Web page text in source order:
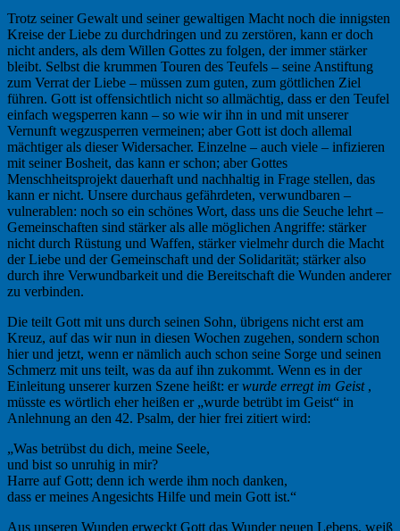
Trotz seiner Gewalt und seiner gewaltigen Macht noch die innigsten
Kreise der Liebe zu durchdringen und zu zerstören, kann er doch
nicht anders, als dem Willen Gottes zu folgen, der immer stärker
bleibt. Selbst die krummen Touren des Teufels – seine Anstiftung
zum Verrat der Liebe – müssen zum guten, zum göttlichen Ziel
führen. Gott ist offensichtlich nicht so allmächtig, dass er den Teufel
einfach wegsperren kann – so wie wir ihn in und mit unserer
Vernunft wegzusperren vermeinen; aber Gott ist doch allemal
mächtiger als dieser Widersacher. Einzelne – auch viele – infizieren
mit seiner Bosheit, das kann er schon; aber Gottes
Menschheitsprojekt dauerhaft und nachhaltig in Frage stellen, das
kann er nicht. Unsere durchaus gefährdeten, verwundbaren –
vulnerablen: noch so ein schönes Wort, dass uns die Seuche lehrt –
Gemeinschaften sind stärker als alle möglichen Angriffe: stärker
nicht durch Rüstung und Waffen, stärker vielmehr durch die Macht
der Liebe und der Gemeinschaft und der Solidarität; stärker also
durch ihre Verwundbarkeit und die Bereitschaft die Wunden anderer
zu verbinden.
Die teilt Gott mit uns durch seinen Sohn, übrigens nicht erst am
Kreuz, auf das wir nun in diesen Wochen zugehen, sondern schon
hier und jetzt, wenn er nämlich auch schon seine Sorge und seinen
Schmerz mit uns teilt, was da auf ihn zukommt. Wenn es in der
Einleitung unserer kurzen Szene heißt: erwurde erregt im Geist,
müsste es wörtlich eher heißen er „wurde betrübt im Geist“ in
Anlehnung an den 42. Psalm, der hier frei zitiert wird:
„Was betrübst du dich, meine Seele,
und bist so unruhig in mir?
Harre auf Gott; denn ich werde ihm noch danken,
dass er meines Angesichts Hilfe und mein Gott ist.“
Aus unseren Wunden erweckt Gott das Wunder neuen Lebens, weiß